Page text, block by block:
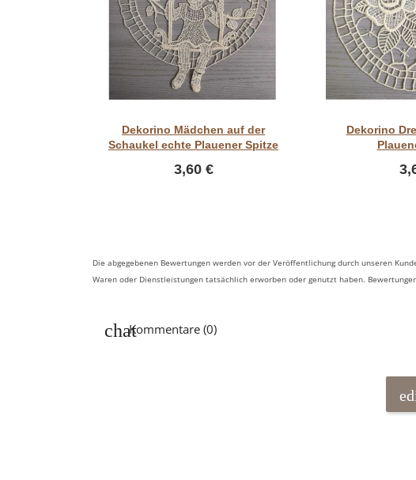
Dekorino Mädchen auf der
Schaukel echte Plauener Spitze
3,60 €
Dekorino
Die abgegebenen Bewertungen werden vor der Veröffentlichung durch unseren
Waren oder Dienstleistungen tatsächlich erworben oder genutzt haben.
Kommentare (0)